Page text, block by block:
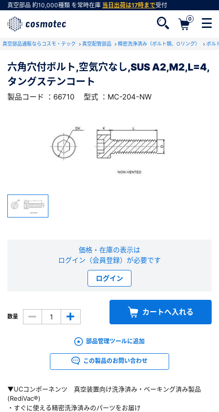
真空部品 約10,000種類 を常時在庫 当日出荷は17時まで受付
0
真空部品通販ならコスモ・テック 真空配管部品 精密洗浄済み（ボルト類、Oリング） ボル
六角穴付ボルト,空気穴なし,SUS A2,M2,L=4,
タングステンコート
製品コード ：66710 型式 ：MC-204-NW
▼UCコンポーネンツ 真空装置向け洗浄済み・ベーキング済み製品
(RediVac®)
・すぐに使える精密洗浄済みのパーツをお届け
価格・在庫の表示は
ログイン（会員登録）が必要です
ログイン
数量 カートへ入れる
部品管理ツールに追加
この製品のお問い合わせ
RoHS2適合報告書のダウンロード
下記製品のRoHS2適合報告書のダウンロードをします。
六角穴付ボルト,空気穴なし,SUS
A2,M2,L=4,タングステンコート
型式 ：MC-204-NW 製品コード ：66710
会社・学校・研究機関名 必須
会員登録がお済みでない方
会員登録をすれば、便利な機能がご利用いただけ
※新規会員登録をお申し込み頂いてから本登録となるまで、数日間かかる場合
があります。また当社の判断によりお断りする場合があります。
会員の方はこちら
※パスワードをお忘れの方は、
※メールアドレスを忘れた方は、 お問い合わせページ よりお問い合わせくださ